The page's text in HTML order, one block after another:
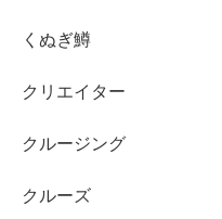
くぬぎ鱒
クリエイター
クルージング
クルーズ